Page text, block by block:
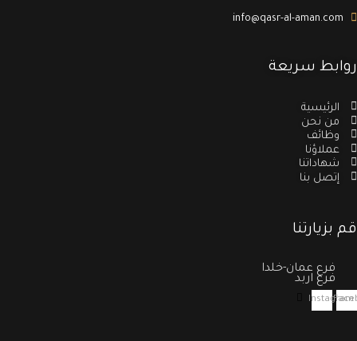
info@qasr-al-aman.com
سريعة
الرئيسية
من نحن
وظائف
عملاؤنا
شهاداتنا
إتصل بنا
فرع عمان-خلدا
فرع اربد